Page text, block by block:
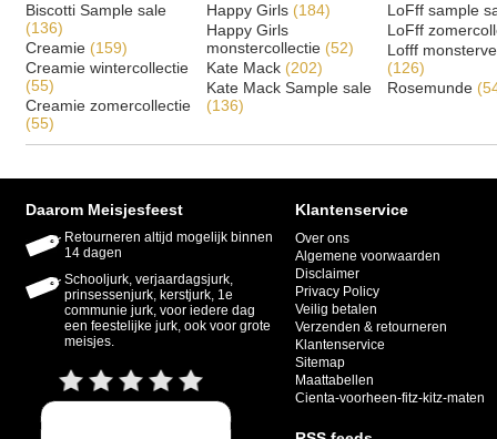
Biscotti Sample sale
(136)
Creamie (159)
Creamie wintercollectie
(55)
Creamie zomercollectie
(55)
Happy Girls (184)
Happy Girls
monstercollectie (52)
Kate Mack (202)
Kate Mack Sample sale
(136)
LoFff sample
LoFff
Lofff
(126)
Rosemunde
Daarom Meisjesfeest
Retourneren altijd mogelijk binnen
14 dagen
Schooljurk, verjaardagsjurk,
prinsessenjurk, kerstjurk, 1e
communie jurk, voor iedere dag
een feestelijke jurk, ook voor grote
meisjes.
Klantenservice
Over ons
Algemene voorwaarden
Disclaimer
Privacy Policy
Veilig betalen
Verzenden & retourneren
Klantenservice
Sitemap
Maattabellen
Cienta-voorheen-fitz-kitz-maten